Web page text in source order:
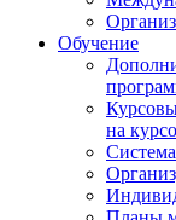
Обучение
на